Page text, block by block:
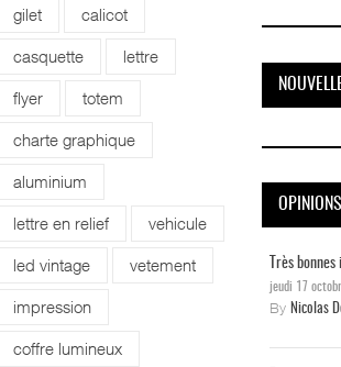
gilet calicot
casquette lettre
flyer totem
charte graphique
aluminium
lettre en relief vehicule
led vintage vetement
impression
coffre lumineux
OPINIONS
Très
jeudi 17
By Nicolas